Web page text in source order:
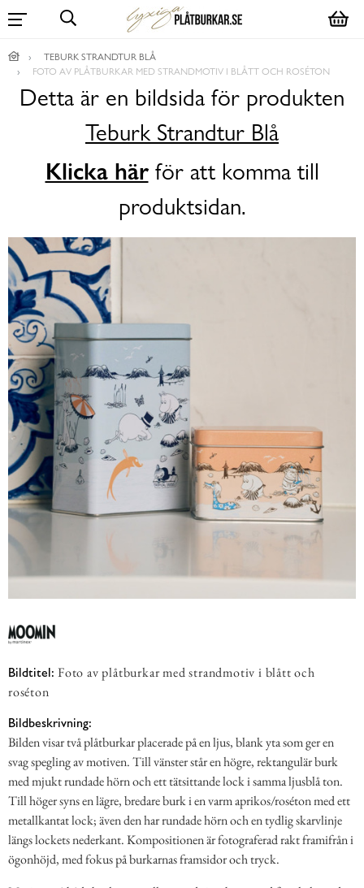
TEBURK STRANDTUR BLÅ
FOTO AV PLÅTBURKAR MED STRANDMOTIV I BLÅTT OCH ROSÉTON
Detta är en bildsida för produkten
Teburk Strandtur Blå
Klicka härför att komma till
produktsidan.
Bildtitel: Foto av plåtburkar med strandmotiv i blått och
roséton
Bildbeskrivning:
Bilden visar två plåtburkar placerade på en ljus, blank yta som ger en
svag spegling av motiven. Till vänster står en högre, rektangulär burk
med mjukt rundade hörn och ett tätsittande lock i samma ljusblå ton.
Till höger syns en lägre, bredare burk i en varm aprikos/roséton med ett
metallkantat lock; även den har rundade hörn och en tydlig skarvlinje
längs lockets nederkant. Kompositionen är fotograferad rakt framifrån i
ögonhöjd, med fokus på burkarnas framsidor och tryck.